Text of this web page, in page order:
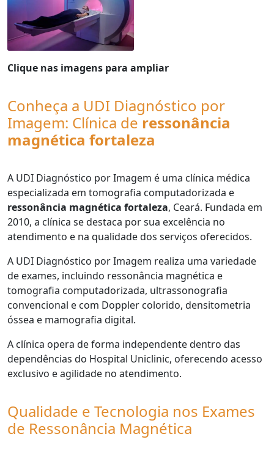
Clique nas imagens para ampliar
Conheça a UDI Diagnóstico por
Imagem: Clínica de ressonância
magnética fortaleza
A UDI Diagnóstico por Imagem é uma clínica médica
especializada em tomografia computadorizada e
ressonância magnética fortaleza, Ceará. Fundada em
2010, a clínica se destaca por sua excelência no
atendimento e na qualidade dos serviços oferecidos.
A UDI Diagnóstico por Imagem realiza uma variedade
de exames, incluindo ressonância magnética e
tomografia computadorizada, ultrassonografia
convencional e com Doppler colorido, densitometria
óssea e mamografia digital.
A clínica opera de forma independente dentro das
dependências do Hospital Uniclinic, oferecendo acesso
exclusivo e agilidade no atendimento.
Qualidade e Tecnologia nos Exames
de Ressonância Magnética